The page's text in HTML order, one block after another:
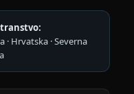
· Hrvatska · Severna